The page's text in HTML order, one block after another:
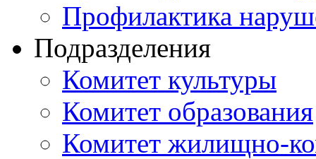
Профилактика
Подразделения
Комитет культуры
Комитет образования
Комитет жилищно-